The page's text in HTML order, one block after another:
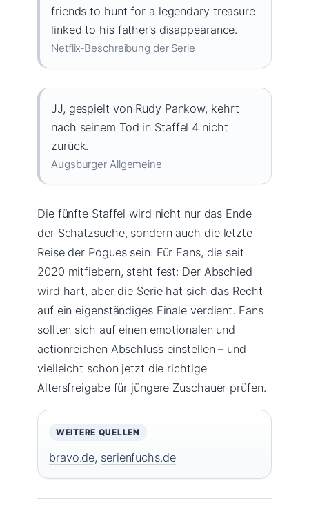
friends to hunt for a legendary treasure
linked to his father’s disappearance.
Netflix‑Beschreibung der Serie
JJ, gespielt von Rudy Pankow, kehrt
nach seinem Tod in Staffel 4 nicht
zurück.
Augsburger Allgemeine
Die fünfte Staffel wird nicht nur das Ende
der Schatzsuche, sondern auch die letzte
Reise der Pogues sein. Für Fans, die seit
2020 mitfiebern, steht fest: Der Abschied
wird hart, aber die Serie hat sich das Recht
auf ein eigenständiges Finale verdient. Fans
sollten sich auf einen emotionalen und
actionreichen Abschluss einstellen – und
vielleicht schon jetzt die richtige
Altersfreigabe für jüngere Zuschauer prüfen.
WEITERE QUELLEN
bravo.de, serienfuchs.de